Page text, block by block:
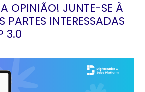
OPINIÃO! JUNTE-SE À
PARTES INTERESSADAS
3.0